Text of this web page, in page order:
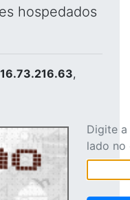
hospedados
,
Digite
lado no